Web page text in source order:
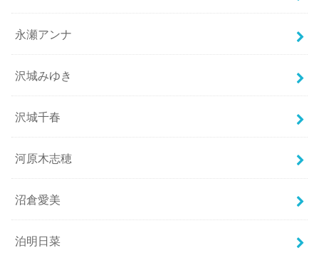
永瀬アンナ
沢城みゆき
沢城千春
河原木志穂
沼倉愛美
泊明日菜